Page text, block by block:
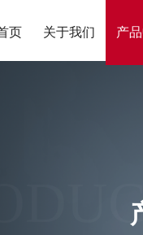
页 关于我们 产